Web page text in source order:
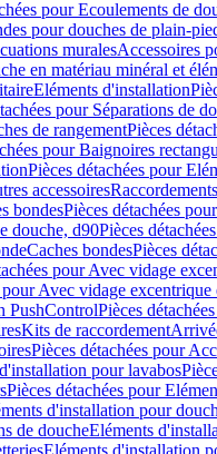
pour Ecoulements de
pour douches de plain-
muralesAccessoires
en matériau minéral et
Eléments d'installation
pour Séparations de
de rangementPièces
pour Baignoires
Pièces détachées pour
accessoires
bondesPièces détachées
douche, d90Pièces
Caches bondesPièces
pour Avec vidage
pour Avec vidage excentrique
PushControlPièces
Kits de raccordement
Pièces détachées pour
pour lavabos
Pièces détachées pour
d'installation pour
de doucheEléments
Eléments d'installation